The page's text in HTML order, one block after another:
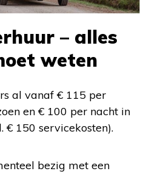
– alles
weten
al vanaf € 115 per
en € 100 per nacht in
€ 150 servicekosten).
bezig met een